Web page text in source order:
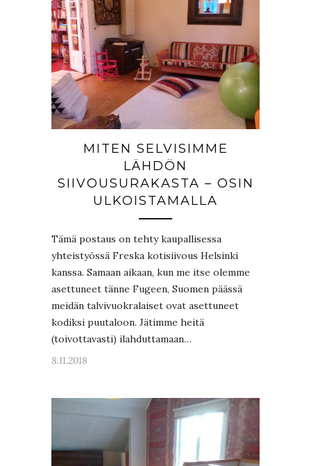
MITEN SELVISIMME
LÄHDÖN
SIIVOUSURAKASTA – OSIN
ULKOISTAMALLA
Tämä postaus on tehty kaupallisessa
yhteistyössä Freska kotisiivous Helsinki
kanssa. Samaan aikaan, kun me itse olemme
asettuneet tänne Fugeen, Suomen päässä
meidän talvivuokralaiset ovat asettuneet
kodiksi puutaloon. Jätimme heitä
(toivottavasti) ilahduttamaan…
8.11.2018